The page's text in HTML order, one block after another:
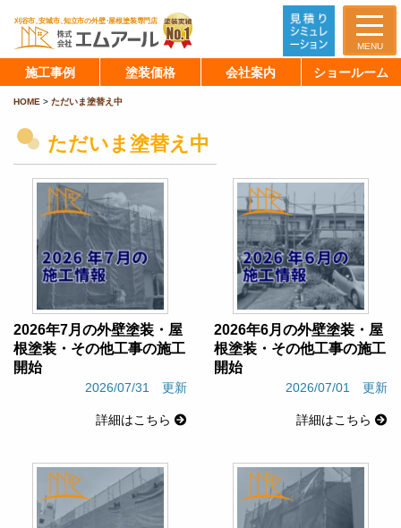
MENU
施工事例 塗装価格 会社案内 ショールーム
HOME > ただいま塗替え中
ただいま塗替え中
2026年7月の外壁塗装・屋
根塗装・その他工事の施工
開始
2026/07/31 更新
詳細はこちら
2026年6月の外壁塗装・屋
根塗装・その他工事の施工
開始
2026/07/01 更新
詳細はこちら